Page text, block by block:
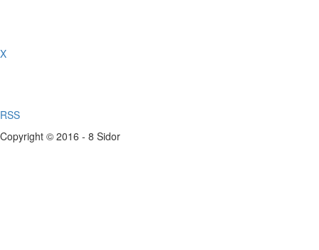
X
RSS
Copyright © 2016 - 8 Sidor